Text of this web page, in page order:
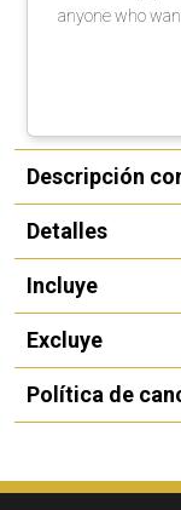
anyone who
Descripción
Detalles
Incluye
Excluye
Política de